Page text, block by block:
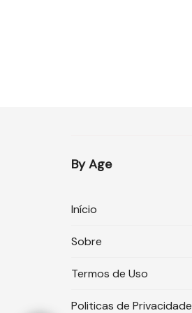
By Age
Início
Sobre
Termos de Uso
Politicas de Privacidade